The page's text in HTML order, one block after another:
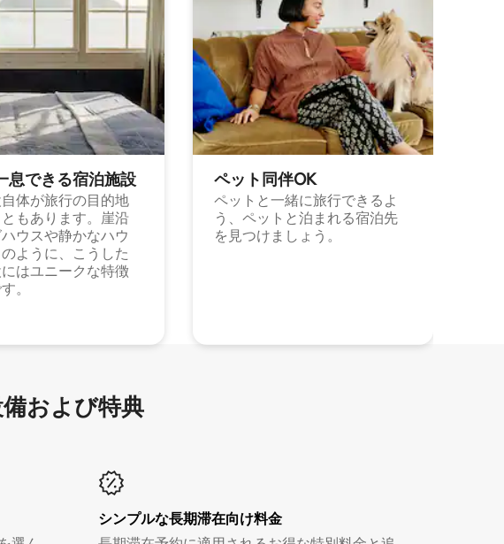
息⁠で⁠き⁠る宿⁠泊施⁠設
体が旅行の目的地
もあります。崖沿
ウスや静かなハウ
ように、こうした
はユニークな特徴
。
ペット同⁠伴OK
ペットと一緒に旅行できるよ
う、ペットと泊まれる宿泊先
を見つけましょう。
および特⁠典
シンプルな長期滞在向け料金